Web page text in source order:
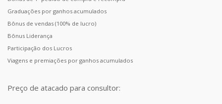
Graduações por ganhos acumulados
Bônus de vendas (100% de lucro)
Bônus Liderança
Participação dos Lucros
Viagens e premiações por ganhos acumulados
Preço de atacado para consultor: